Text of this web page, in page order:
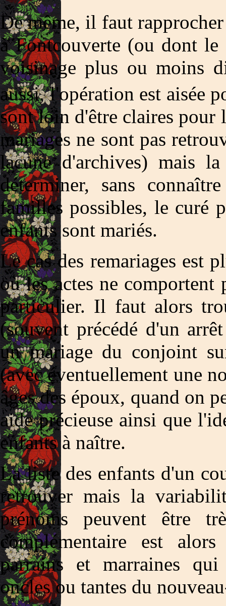
De même, il faut
à Fontcouverte (ou dont le
voisinage plus ou moins
aussi, l'opération est aisée
sont loin d'être claires pour
mariages ne sont pas
lacune d'archives) mais
déterminer, sans
familles possibles, le curé
enfants sont mariés.
Le cas des remariages est
où les actes ne comportent
particulier. Il faut alors
(souvent précédé d'un
un mariage du conjoint
(avec éventuellement une
âges des époux, quand on
aide précieuse ainsi que
enfants à naître.
La liste des enfants d'un
retrouver mais la
prénoms peuvent être
complémentaire est
parrains et marraines
oncles ou tantes du